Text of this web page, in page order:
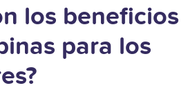
los beneficios
para los